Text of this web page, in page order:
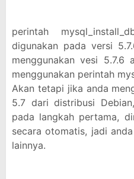
perintah
digunakan pada versi
menggunakan vesi 5.7.6
menggunakan perintah
Akan tetapi jika anda
5.7 dari distribusi
pada langkah pertama,
secara otomatis, jadi
lainnya.